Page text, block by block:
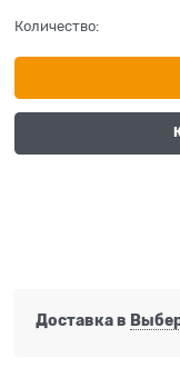
Количество:
Доставка в